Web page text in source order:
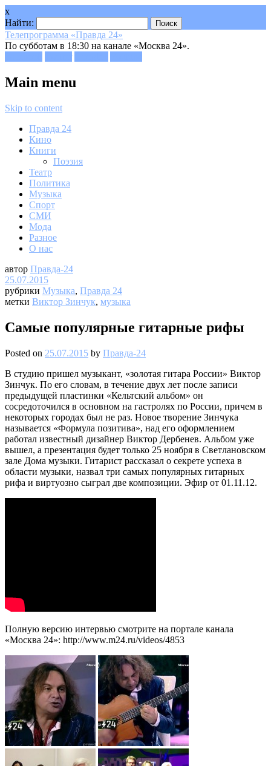
x
Найти:
Телепрограмма «Правда 24»
По субботам в 18:30 на канале «Москва 24».
Main menu
Skip to content
Правда 24
Кино
Книги
Поэзия
Театр
Политика
Музыка
Спорт
СМИ
Мода
Разное
О нас
автор Правда-24
25.07.2015
рубрики Музыка, Правда 24
метки Виктор Зинчук, музыка
Самые популярные гитарные рифы
Posted on 25.07.2015 by Правда-24
В студию пришел музыкант, «золотая гитара России» Виктор
Зинчук. По его словам, в течение двух лет после записи
предыдущей пластинки «Кельтский альбом» он
сосредоточился в основном на гастролях по России, причем в
некоторых городах был не раз. Новое творение Зинчука
называется «Формула позитива», над его оформлением
работал известный дизайнер Виктор Дербенев. Альбом уже
вышел, а презентация будет только 25 ноября в Светлановском
зале Дома музыки. Гитарист рассказал о секрете успеха в
области музыки, назвал три самых популярных гитарных
рифа и виртуозно сыграл две композиции. Эфир от 01.11.12.
Полную версию интервью смотрите на портале канала
«Москва 24»: http://www.m24.ru/videos/4853